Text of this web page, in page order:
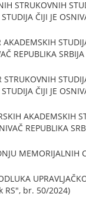
STRUKOVNIH
ČIJI JE
REPUBLIKA
ČIJI JE
AKADEMSKIH
REPUBLIKA
MEMORIJALNIH
RS", br. 50/2024)